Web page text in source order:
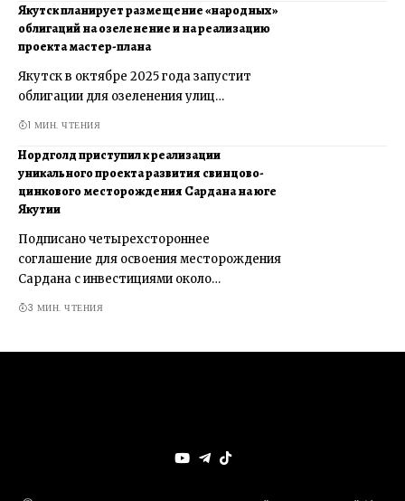
Якутск планирует размещение «народных»
облигаций на озеленение и на реализацию
проекта мастер-плана
Якутск в октябре 2025 года запустит
облигации для озеленения улиц…
1 МИН. ЧТЕНИЯ
Нордголд приступил к реализации
уникального проекта развития свинцово-
цинкового месторождения Сардана на юге
Якутии
Подписано четырехстороннее
соглашение для освоения месторождения
Сардана с инвестициями около…
3 МИН. ЧТЕНИЯ